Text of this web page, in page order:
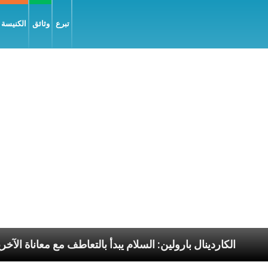
وثائق تبرع
الكاردينال بارولين: السلام يبدأ الرسوليّة